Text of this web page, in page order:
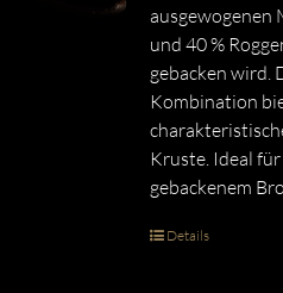
ausgewogenen
und 40 %
gebacken wird.
Kombination
Kruste. Ideal
gebackenem
Details